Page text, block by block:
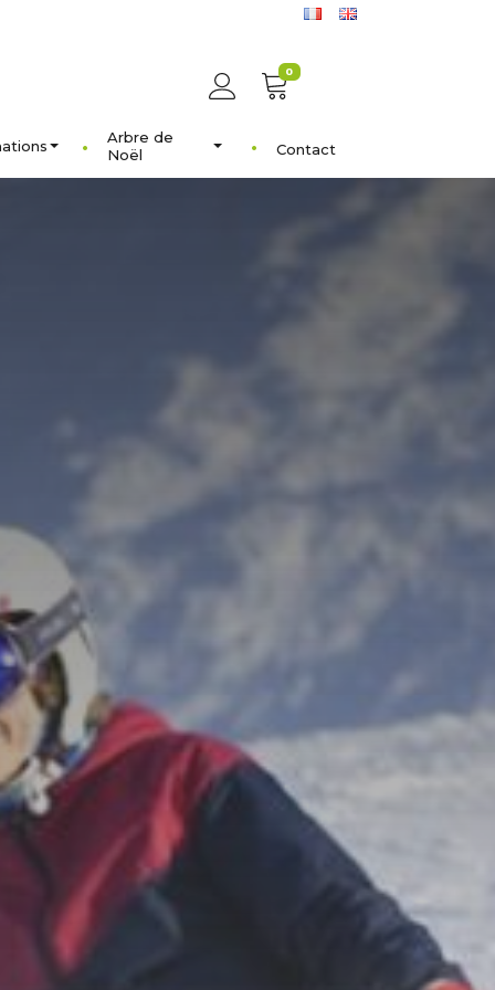
0
Arbre de
Noël
Contact